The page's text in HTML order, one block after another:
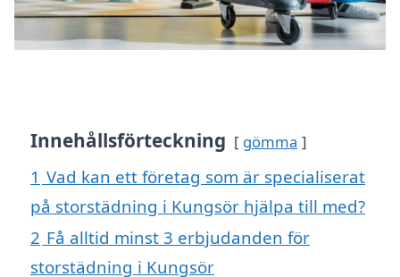
Innehållsförteckning gömma
1 Vad kan ett företag som är specialiserat
på storstädning i Kungsör hjälpa till med?
2 Få alltid minst 3 erbjudanden för
storstädning i Kungsör